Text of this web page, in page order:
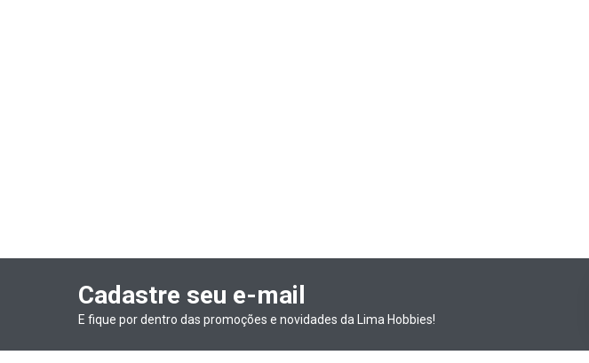
Cadastre seu e-mail
E fique por dentro das promoções e novidades da Lima Hobbies!